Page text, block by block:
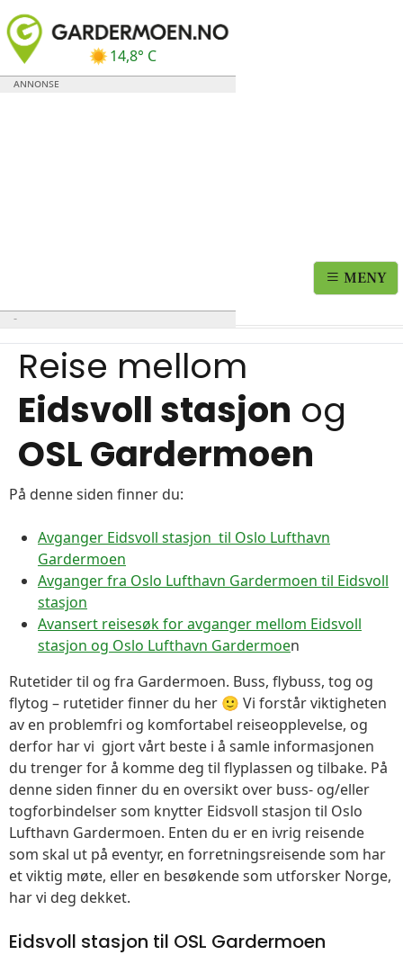
14,8° C
MENY
Reise mellom
Eidsvoll stasjon og
OSL Gardermoen
På denne siden finner du:
Avganger Eidsvoll stasjon til Oslo Lufthavn
Gardermoen
Avganger fra Oslo Lufthavn Gardermoen til Eidsvoll
stasjon
Avansert reisesøk for avganger mellom Eidsvoll
stasjon og Oslo Lufthavn Gardermoen
Rutetider til og fra Gardermoen. Buss, flybuss, tog og
flytog – rutetider finner du her 🙂 Vi forstår viktigheten
av en problemfri og komfortabel reiseopplevelse, og
derfor har vi gjort vårt beste i å samle informasjonen
du trenger for å komme deg til flyplassen og tilbake. På
denne siden finner du en oversikt over buss- og/eller
togforbindelser som knytter Eidsvoll stasjon til Oslo
Lufthavn Gardermoen. Enten du er en ivrig reisende
som skal ut på eventyr, en forretningsreisende som har
et viktig møte, eller en besøkende som utforsker Norge,
har vi deg dekket.
Eidsvoll stasjon til OSL Gardermoen